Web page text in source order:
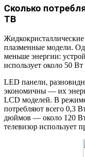
Сколько
ТВ
плазменные модели.
меньше энергии:
использует около 50
LED панели,
экономичны — их
LCD моделей. В
потребляют всего 0,3
дюймов — около 120 Вт
телевизор использует